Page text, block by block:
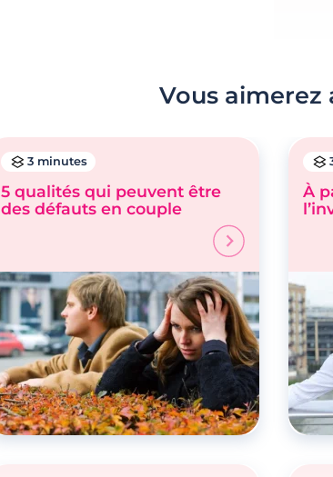
Vous aimerez
3 minutes
5 qualités qui peuvent être
des défauts en couple
À